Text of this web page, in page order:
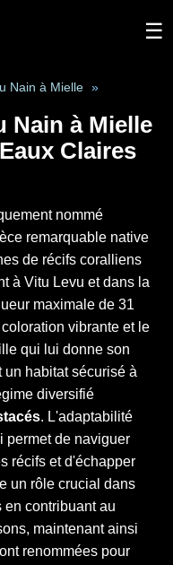
☰
Nain à Mielle »
Nain à Mielle
Claires
nommé
remarquable native
de récifs coralliens
à Vitu Levu et dans la
maximale de 31
vibrante et le
qui lui donne son
un habitat sécurisé à
diversifié
. L'adaptabilité
permet de naviguer
récifs et d'échapper
un rôle crucial dans
en contribuant au
maintenant ainsi
renommées pour